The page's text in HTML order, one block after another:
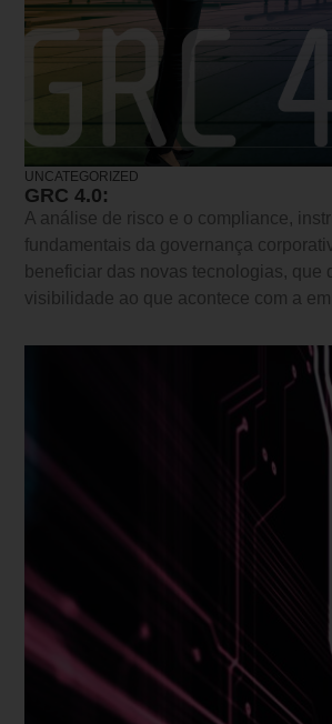
UNCATEGORIZED
GRC 4.0:
A análise de risco e o compliance,
fundamentais da governança
beneficiar das novas tecnologias, que
visibilidade ao que acontece com a